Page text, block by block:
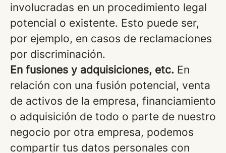
involucradas en un procedimiento legal
potencial o existente. Esto puede ser,
por ejemplo, en casos de reclamaciones
por discriminación.
En fusiones y adquisiciones, etc. En
relación con una fusión potencial, venta
de activos de la empresa, financiamiento
o adquisición de todo o parte de nuestro
negocio por otra empresa, podemos
compartir tus datos personales con